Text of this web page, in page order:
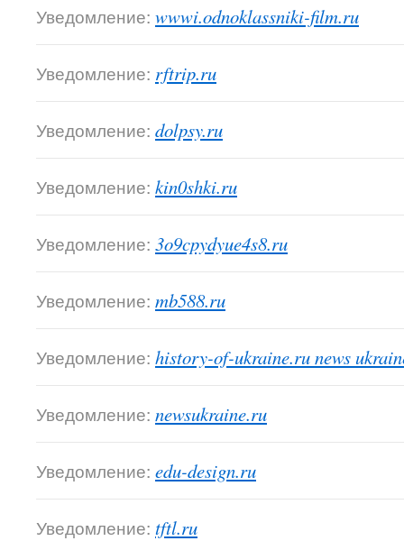
Уведомление: wwwi.odnoklassniki-film.ru
Уведомление: rftrip.ru
Уведомление: dolpsy.ru
Уведомление: kin0shki.ru
Уведомление: 3o9cpydyue4s8.ru
Уведомление: mb588.ru
Уведомление: history-of-ukraine.ru news
Уведомление: newsukraine.ru
Уведомление: edu-design.ru
Уведомление: tftl.ru